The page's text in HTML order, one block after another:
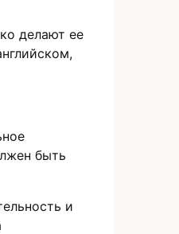
делают ее
быть
и